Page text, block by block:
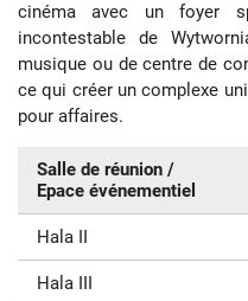
cinéma avec un foyer
incontestable de
musique ou de centre de
ce qui créer un complexe
pour affaires.
Salle de réunion /
Epace événementiel
Hala II
Hala III